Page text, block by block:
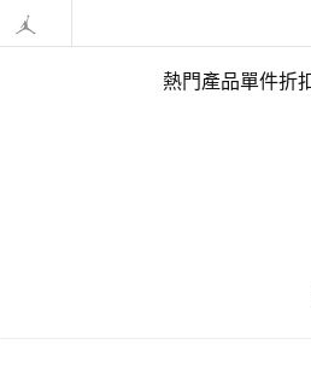
熱門產品單件折